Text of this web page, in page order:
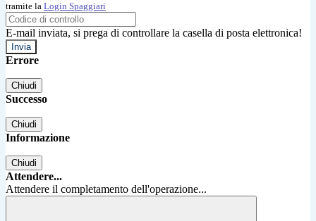
tramite la Login Spaggiari
E-mail inviata, si prega di controllare la casella di posta elettronica!
Errore
Chiudi
Successo
Chiudi
Informazione
Chiudi
Attendere...
Attendere il completamento dell'operazione...